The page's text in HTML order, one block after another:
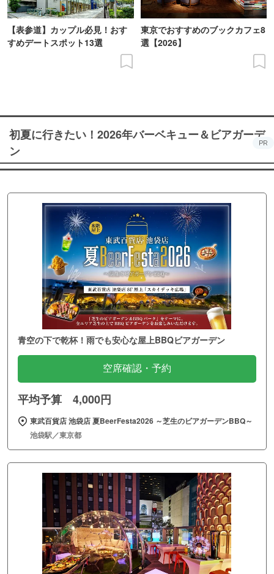
【表参道】カップル必見！おす
すめデートスポット13選
東京でおすすめのブックカフェ8
選【2026】
初夏に行きたい！2026年バーベキュー＆ビアガーデ
ン
PR
青空の下で乾杯！雨でも安心な屋上BBQビアガーデン
空席確認・予約
平均予算 4,000円
東武百貨店 池袋店 夏BeerFesta2026 ～芝生のビアガーデンBBQ～
池袋駅／東京都